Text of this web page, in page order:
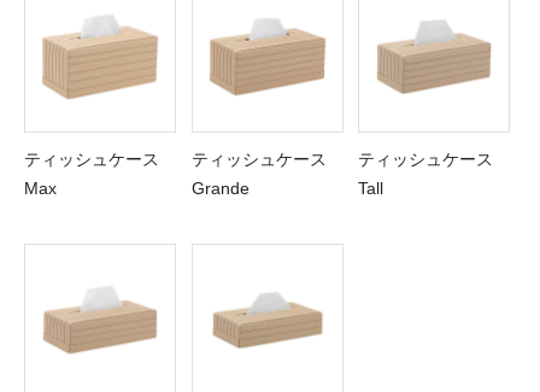
ティッシュケース
Max
ティッシュケース
Grande
ティッシュケース
Tall